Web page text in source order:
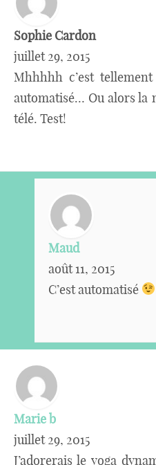
Sophie Cardon
juillet 29, 2015
Mhhhhh c’est
automatisé… Ou alors la
télé. Test!
Maud
août 11, 2015
C’est automatisé
Marie b
juillet 29, 2015
J’adorerais le yoga